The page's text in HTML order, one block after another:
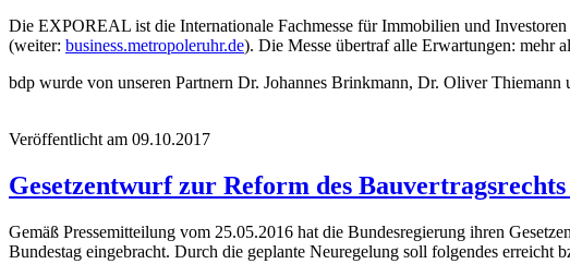
Die EXPOREAL ist die Internationale Fachmesse für Immobilien und
(weiter: business.metropoleruhr.de). Die Messe übertraf alle Erwartungen: mehr
bdp wurde von unseren Partnern Dr. Johannes Brinkmann, Dr. Oliver
Veröffentlicht am 09.10.2017
Gesetzentwurf zur Reform des
Gemäß Pressemitteilung vom 25.05.2016 hat die Bundesregierung ihren
Bundestag eingebracht. Durch die geplante Neuregelung soll folgendes erreicht